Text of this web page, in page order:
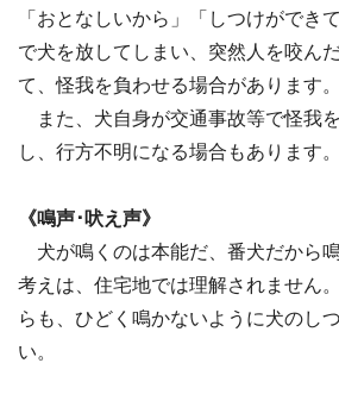
「おとなしいから」「しつけができ
で犬を放してしまい、突然人を咬ん
て、怪我を負わせる場合があります。
また、犬自身が交通事故等で怪我
し、行方不明になる場合もあります。
《鳴声･吠え声》
犬が鳴くのは本能だ、番犬だから
考えは、住宅地では理解されません
らも、ひどく鳴かないように犬のし
い。